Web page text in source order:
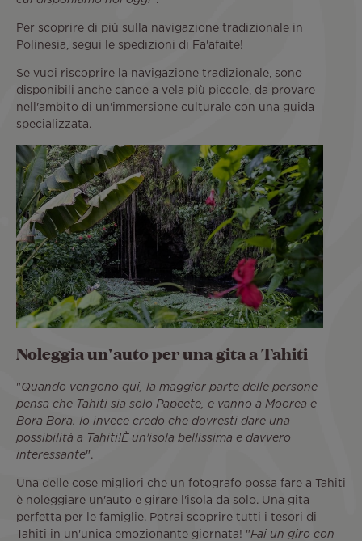
Per scoprire di più sulla navigazione tradizionale in
Polinesia, segui le spedizioni di Fa'afaite!
Se vuoi riscoprire la navigazione tradizionale, sono
disponibili anche canoe a vela più piccole, da provare
nell'ambito di un'immersione culturale con una guida
specializzata.
Noleggia un'auto per una gita a Tahiti
"Quando vengono qui, la maggior parte delle persone
pensa che Tahiti sia solo Papeete, e vanno a Moorea e
Bora Bora. Io invece credo che dovresti dare una
possibilità a Tahiti!È un'isola bellissima e davvero
interessante".
Una delle cose migliori che un fotografo possa fare a Tahiti
è noleggiare un'auto e girare l'isola da solo. Una gita
perfetta per le famiglie. Potrai scoprire tutti i tesori di
Tahiti in un'unica emozionante giornata! "Fai un giro con